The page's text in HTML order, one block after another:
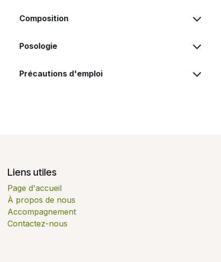
Composition
Posologie
Précautions d'emploi
Liens utiles
Page d'accueil
À propos de nous
Accompagnement
Contactez-nous